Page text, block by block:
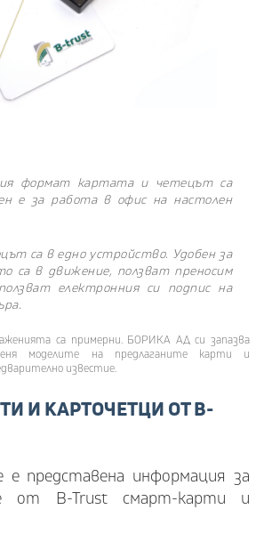
формат картата и четецът са
е за работа в офис на настолен
са в едно устройство. Удобен за
са в движение, ползват преносим
електронния си подпис на
са примерни. БОРИКА АД си запазва
моделите на предлаганите карти и
известие.
И КАРТОЧЕТЦИ ОТ B-
представена информация за
от B-Trust смарт-карти и